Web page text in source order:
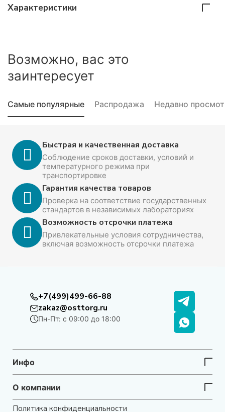
Характеристики
Возможно, вас это
заинтересует
Самые популярные Распродажа Недавно
Быстрая и качественная доставка
Соблюдение сроков доставки, условий и
температурного режима при
транспортировке
Гарантия качества товаров
Проверка на соответствие государственных
стандартов в независимых лабораториях
Возможность отсрочки платежа
Привлекательные условия сотрудничества,
включая возможность отсрочки платежа
+7(499)499-66-88
zakaz@osttorg.ru
Пн-Пт: с 09:00 до 18:00
Инфо
О компании
Политика конфиденциальности